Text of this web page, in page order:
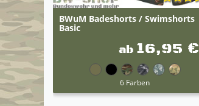
BWuM Badeshorts / Swimshorts
Basic
ab 16,95 €
6 Farben